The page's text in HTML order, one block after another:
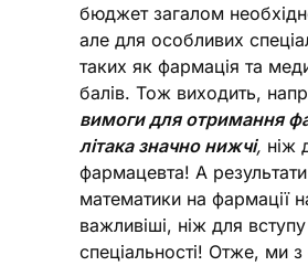
бюджет загалом
але для особливих
таких як фармація та
балів. Тож виходить,
вимоги для отримання
літака значно нижчі, ніж
фармацевта! А
математики на фармації
важливіші, ніж для вступу
спеціальності! Отже, ми